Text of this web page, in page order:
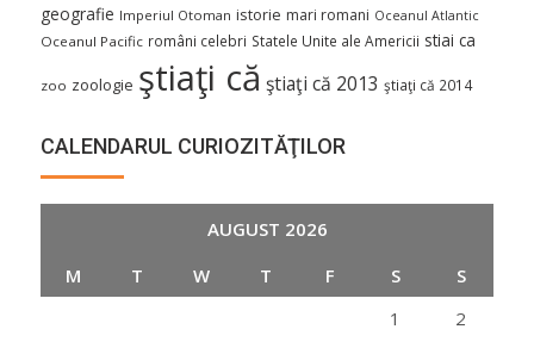
geografie Imperiul Otoman istorie mari romani Oceanul Atlantic
Oceanul Pacific români celebri Statele Unite ale Americii stiai ca
zoo zoologie ştiaţi că ştiaţi că 2013 ştiaţi că 2014
CALENDARUL CURIOZITĂŢILOR
AUGUST 2026
M
T W T F S
S
1
2